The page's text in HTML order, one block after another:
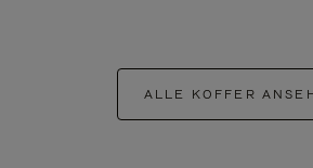
ALLE KOFFER